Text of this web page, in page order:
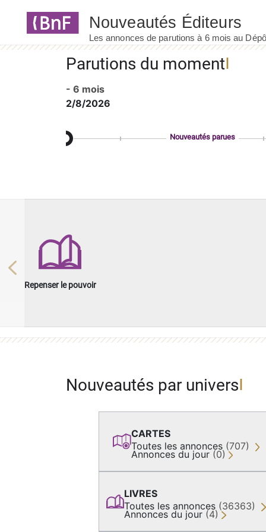
Parutions du moment
- 6 mois
2/8/2026
Nouveautés parues
Repenser le pouvoir
Previous
Nouveautés par univers
CARTES
Toutes les annonces (707)
Annonces du jour (0)
LIVRES
Toutes les annonces (36363)
Annonces du jour (4)